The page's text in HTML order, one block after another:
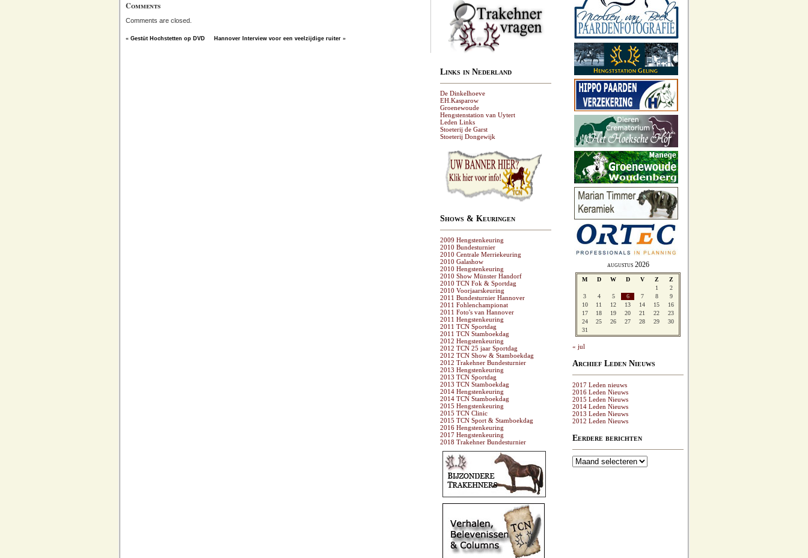
Comments
Comments are closed.
« Gestüt Hochstetten op DVD Hannover Interview voor een veelzijdige ruiter »
Links in Nederland
De Dinkelhoeve
EH.Kasparow
Groenewoude
Hengstenstation van Uytert
Leden Links
Stoeterij de Garst
Stoeterij Dongewijk
Shows & Keuringen
2009 Hengstenkeuring
2010 Bundesturnier
2010 Centrale Merriekeuring
2010 Galashow
2010 Hengstenkeuring
2010 Show Münster Handorf
2010 TCN Fok & Sportdag
2010 Voorjaarskeuring
2011 Bundesturnier Hannover
2011 Fohlenchampionat
2011 Foto's van Hannover
2011 Hengstenkeuring
2011 TCN Sportdag
2011 TCN Stamboekdag
2012 Hengstenkeuring
2012 TCN 25 jaar Sportdag
2012 TCN Show & Stamboekdag
2012 Trakehner Bundesturnier
2013 Hengstenkeuring
2013 TCN Sportdag
2013 TCN Stamboekdag
2014 Hengstenkeuring
2014 TCN Stamboekdag
2015 Hengstenkeuring
2015 TCN Clinic
2015 TCN Sport & Stamboekdag
2016 Hengstenkeuring
2017 Hengstenkeuring
2018 Trakehner Bundesturnier
augustus 2026
M D W D V Z
Z
1
2
3
4 5 6 7 8
9
10
11 12 13 14 15
16
17
18 19 20 21 22
23
24
25 26 27 28 29
30
31
« jul
Archief Leden Nieuws
2017 Leden nieuws
2016 Leden Nieuws
2015 Leden Nieuws
2014 Leden Nieuws
2013 Leden Nieuws
2012 Leden Nieuws
Eerdere berichten
Eerdere
berichten